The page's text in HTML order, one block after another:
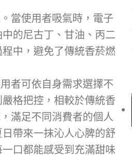
當使用者吸氣時，電子
的尼古丁、甘油、丙二
中，避免了傳統香菸燃
者可依自身需求選擇不
格把控，相較於傳統香
滿足不同消費者的個人
帶來一抹沁人心脾的舒
口都能感受到充滿甜味